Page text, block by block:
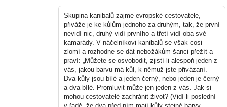
Skupina kanibalů zajme evropské cestovatele,
přiváže je ke kůlům jednoho za druhým, tak, že první
nevidí nic, druhý vidí prvního a třetí vidí oba své
kamarády. V náčelníkovi kanibalů se však cosi
zlomí a rozhodne se dát nebožákům šanci přežít a
praví: „Můžete se osvobodit, zjistí-li alespoň jeden z
vás, jakou barvu má kůl, k němuž jste přivázaní.
Dva kůly jsou bílé a jeden černý, nebo jeden je černý
a dva bílé. Promluvit může jen jeden z vás. Jak si
mohou cestovatelé zachránit život? (Vidí-li poslední